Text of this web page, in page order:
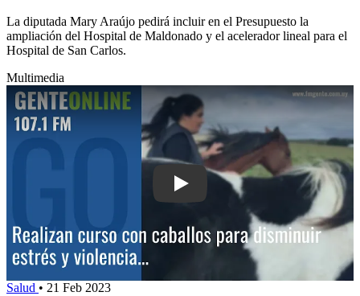
La diputada Mary Araújo pedirá incluir en el Presupuesto la
ampliación del Hospital de Maldonado y el acelerador lineal para el
Hospital de San Carlos.
Multimedia
Play: Realizan curso con caballos
Salud • 21 Feb 2023